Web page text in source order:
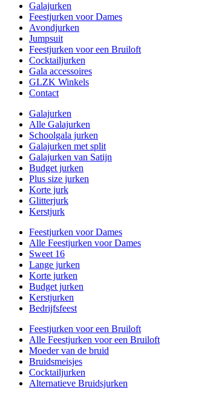
Galajurken
Feestjurken voor Dames
Avondjurken
Jumpsuit
Feestjurken voor een Bruiloft
Cocktailjurken
Gala accessoires
GLZK Winkels
Contact
Galajurken
Alle Galajurken
Schoolgala jurken
Galajurken met split
Galajurken van Satijn
Budget jurken
Plus size jurken
Korte jurk
Glitterjurk
Kerstjurk
Feestjurken voor Dames
Alle Feestjurken voor Dames
Sweet 16
Lange jurken
Korte jurken
Budget jurken
Kerstjurken
Bedrijfsfeest
Feestjurken voor een Bruiloft
Alle Feestjurken voor een Bruiloft
Moeder van de bruid
Bruidsmeisjes
Cocktailjurken
Alternatieve Bruidsjurken